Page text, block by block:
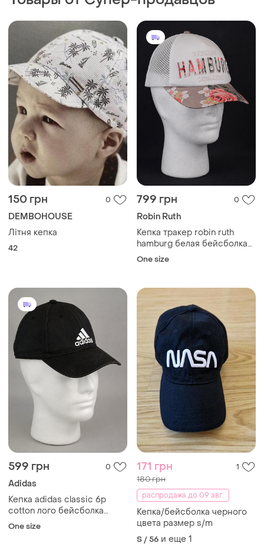
150 грн 0
DEMBOHOUSE
Літня кепка
42
799 грн 0
Robin Ruth
Кепка тракер robin ruth
hamburg белая бейсболка
цветочный принт
carhartt nike adidas puma
von dutch
One size
599 грн 0
Adidas
Кепка adidas classic 6p
cotton лого бейсболка
черная текстильная
One size
171 грн 1
180 грн
распродажа до 09 авг.
Кепка/бейсболка черного
цвета размер s/m
S / 56 и еще 1